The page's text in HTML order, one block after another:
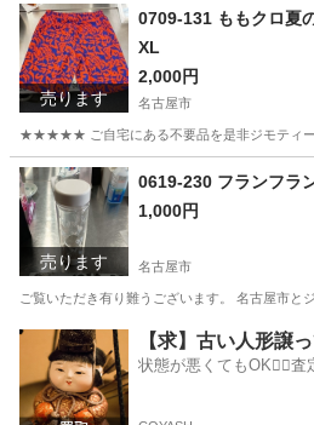
愛知 名古屋市 スポーツウェア リ
売ります
0709-131 ももクロ夏
XL
2,000円
名古屋市
★★★★★ ご自宅にある不要品を是非ジモティー
愛知 名古屋市 ももクロ
売ります
0619-230 フランフラ
1,000円
名古屋市
ご覧いただき有り難うございます。 名古屋市
愛知 名古屋市 食器 リユース
【求】古い人形譲
状態が悪くてもOK🙆‍♀️査